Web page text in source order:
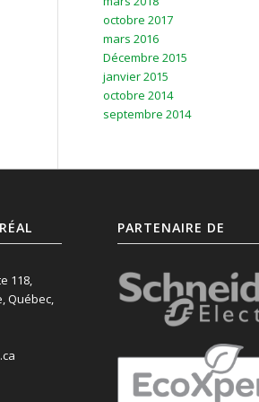
octobre 2017
mars 2016
Décembre 2015
janvier 2015
octobre 2014
septembre 2014
118,
Québec,
PARTENAIRE DE